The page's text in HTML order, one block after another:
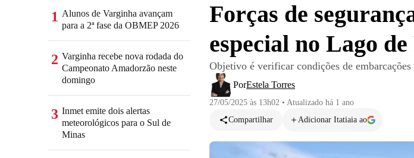
Forças de
especial no Lago
Objetivo é verificar condições de embarcações
PorEstela Torres
27/05/2025 às 13h02 • Atualizado há 1 ano
Compartilhar
Adicionar Itatiaia ao
1 Alunos de Varginha avançam
para a 2ª fase da OBMEP 2026
2 Varginha recebe nova rodada do
Campeonato Amadorzão neste
domingo
3 Inmet emite dois alertas
meteorológicos para o Sul de
Minas